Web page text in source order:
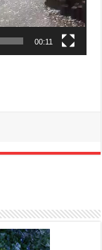
00:11